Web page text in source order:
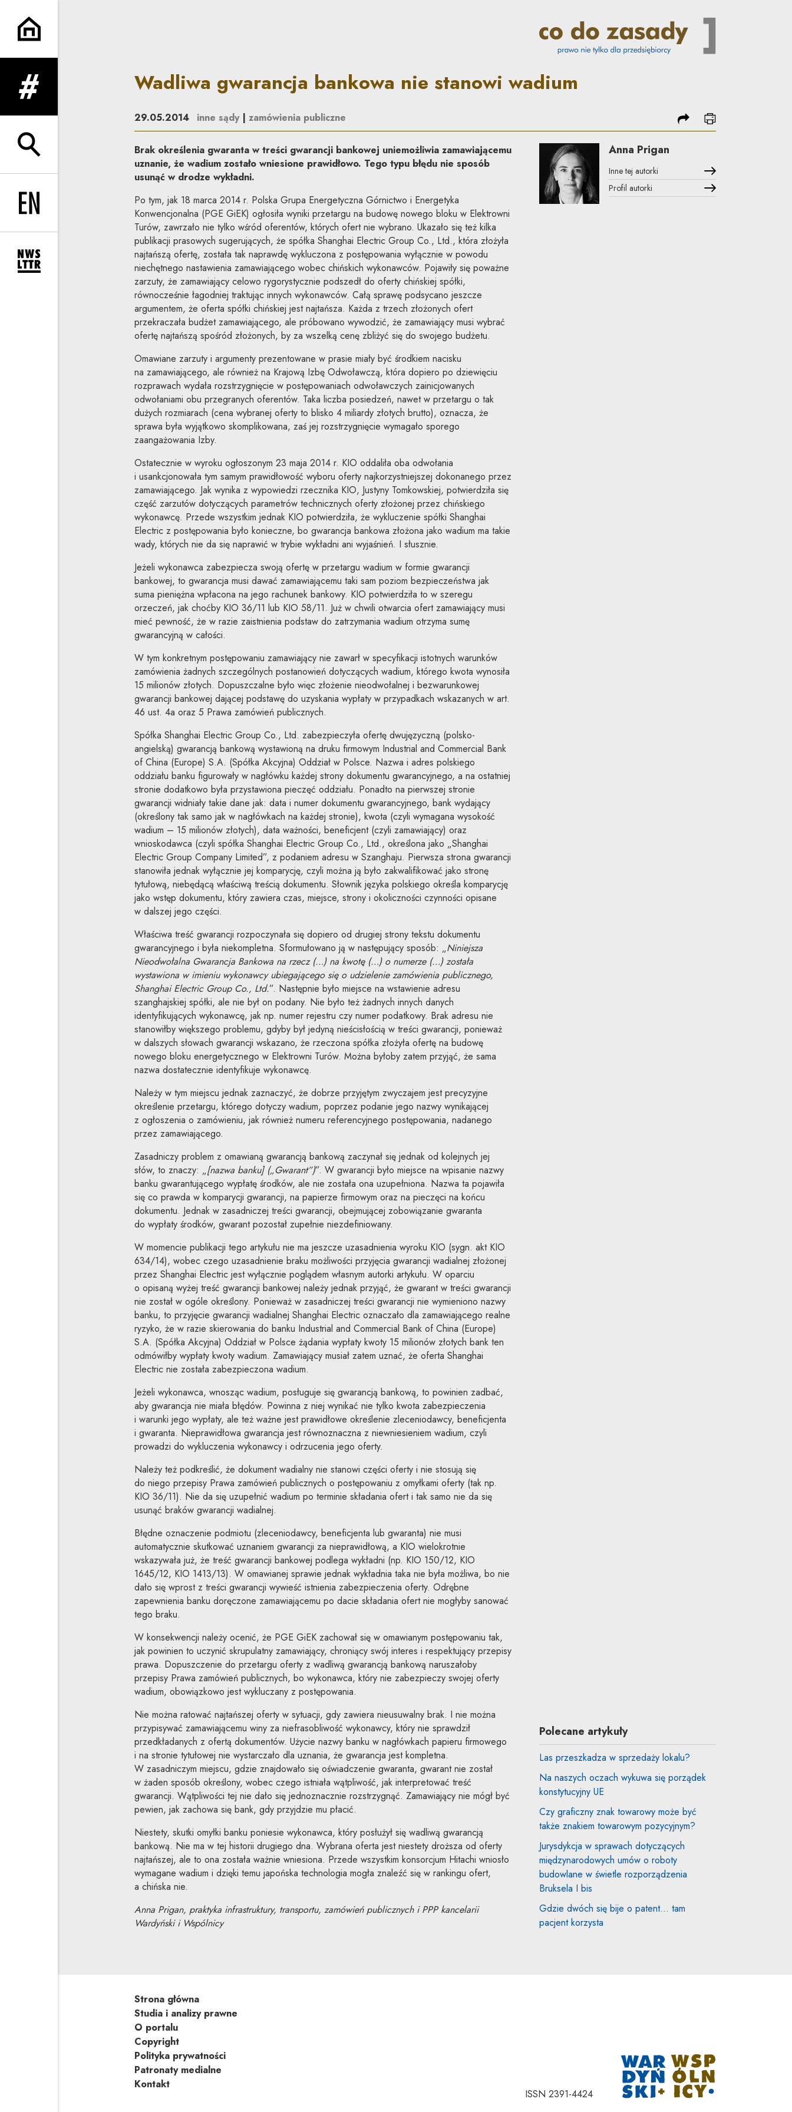
Wadliwa gwarancja bankowa nie stanowi wadium | Co do zasady
rozwiń menu
rozwiń wyszukiwarkę
Change language to EN
rozwiń formularz zapisu na newsletter
Wadliwa gwarancja bankowa nie stanowi wadium
29.05.2014 inne sądy| zamówienia publiczne podziel się
drukuj
Brak określenia gwaranta w treści gwarancji bankowej uniemożliwia zamawiającemu
uznanie, że wadium zostało wniesione prawidłowo. Tego typu błędu nie sposób
usunąć w drodze wykładni.
Po tym, jak 18 marca 2014 r. Polska Grupa Energetyczna Górnictwo i Energetyka
Konwencjonalna (PGE GiEK) ogłosiła wyniki przetargu na budowę nowego bloku w Elektrowni
Turów, zawrzało nie tylko wśród oferentów, których ofert nie wybrano. Ukazało się też kilka
publikacji prasowych sugerujących, że spółka Shanghai Electric Group Co., Ltd., która złożyła
najtańszą ofertę, została tak naprawdę wykluczona z postępowania wyłącznie w powodu
niechętnego nastawienia zamawiającego wobec chińskich wykonawców. Pojawiły się poważne
zarzuty, że zamawiający celowo rygorystycznie podszedł do oferty chińskiej spółki,
równocześnie łagodniej traktując innych wykonawców. Całą sprawę podsycano jeszcze
argumentem, że oferta spółki chińskiej jest najtańsza. Każda z trzech złożonych ofert
przekraczała budżet zamawiającego, ale próbowano wywodzić, że zamawiający musi wybrać
ofertę najtańszą spośród złożonych, by za wszelką cenę zbliżyć się do swojego budżetu.
Omawiane zarzuty i argumenty prezentowane w prasie miały być środkiem nacisku
na zamawiającego, ale również na Krajową Izbę Odwoławczą, która dopiero po dziewięciu
rozprawach wydała rozstrzygnięcie w postępowaniach odwoławczych zainicjowanych
odwołaniami obu przegranych oferentów. Taka liczba posiedzeń, nawet w przetargu o tak
dużych rozmiarach (cena wybranej oferty to blisko 4 miliardy złotych brutto), oznacza, że
sprawa była wyjątkowo skomplikowana, zaś jej rozstrzygnięcie wymagało sporego
zaangażowania Izby.
Ostatecznie w wyroku ogłoszonym 23 maja 2014 r. KIO oddaliła oba odwołania
i usankcjonowała tym samym prawidłowość wyboru oferty najkorzystniejszej dokonanego przez
zamawiającego. Jak wynika z wypowiedzi rzecznika KIO, Justyny Tomkowskiej, potwierdziła się
część zarzutów dotyczących parametrów technicznych oferty złożonej przez chińskiego
wykonawcę. Przede wszystkim jednak KIO potwierdziła, że wykluczenie spółki Shanghai
Electric z postępowania było konieczne, bo gwarancja bankowa złożona jako wadium ma takie
wady, których nie da się naprawić w trybie wykładni ani wyjaśnień. I słusznie.
Jeżeli wykonawca zabezpiecza swoją ofertę w przetargu wadium w formie gwarancji
bankowej, to gwarancja musi dawać zamawiającemu taki sam poziom bezpieczeństwa jak
suma pieniężna wpłacona na jego rachunek bankowy. KIO potwierdziła to w szeregu
orzeczeń, jak choćby KIO 36/11 lub KIO 58/11. Już w chwili otwarcia ofert zamawiający musi
mieć pewność, że w razie zaistnienia podstaw do zatrzymania wadium otrzyma sumę
gwarancyjną w całości.
W tym konkretnym postępowaniu zamawiający nie zawarł w specyfikacji istotnych warunków
zamówienia żadnych szczególnych postanowień dotyczących wadium, którego kwota wynosiła
15 milionów złotych. Dopuszczalne było więc złożenie nieodwołalnej i bezwarunkowej
gwarancji bankowej dającej podstawę do uzyskania wypłaty w przypadkach wskazanych w art.
46 ust. 4a oraz 5 Prawa zamówień publicznych.
Spółka Shanghai Electric Group Co., Ltd. zabezpieczyła ofertę dwujęzyczną (polsko-
angielską) gwarancją bankową wystawioną na druku firmowym Industrial and Commercial Bank
of China (Europe) S.A. (Spółka Akcyjna) Oddział w Polsce. Nazwa i adres polskiego
oddziału banku figurowały w nagłówku każdej strony dokumentu gwarancyjnego, a na ostatniej
stronie dodatkowo była przystawiona pieczęć oddziału. Ponadto na pierwszej stronie
gwarancji widniały takie dane jak: data i numer dokumentu gwarancyjnego, bank wydający
(określony tak samo jak w nagłówkach na każdej stronie), kwota (czyli wymagana wysokość
wadium – 15 milionów złotych), data ważności, beneficjent (czyli zamawiający) oraz
wnioskodawca (czyli spółka Shanghai Electric Group Co., Ltd., określona jako „Shanghai
Electric Group Company Limited”, z podaniem adresu w Szanghaju. Pierwsza strona gwarancji
stanowiła jednak wyłącznie jej komparycję, czyli można ją było zakwalifikować jako stronę
tytułową, niebędącą właściwą treścią dokumentu. Słownik języka polskiego określa komparycję
jako wstęp dokumentu, który zawiera czas, miejsce, strony i okoliczności czynności opisane
w dalszej jego części.
Właściwa treść gwarancji rozpoczynała się dopiero od drugiej strony tekstu dokumentu
gwarancyjnego i była niekompletna. Sformułowano ją w następujący sposób: „Niniejsza
Nieodwołalna Gwarancja Bankowa na rzecz (…) na kwotę (…) o numerze (…) została
wystawiona w imieniu wykonawcy ubiegającego się o udzielenie zamówienia publicznego,
Shanghai Electric Group Co., Ltd.”. Następnie było miejsce na wstawienie adresu
szanghajskiej spółki, ale nie był on podany. Nie było też żadnych innych danych
identyfikujących wykonawcę, jak np. numer rejestru czy numer podatkowy. Brak adresu nie
stanowiłby większego problemu, gdyby był jedyną nieścisłością w treści gwarancji, ponieważ
w dalszych słowach gwarancji wskazano, że rzeczona spółka złożyła ofertę na budowę
nowego bloku energetycznego w Elektrowni Turów. Można byłoby zatem przyjąć, że sama
nazwa dostatecznie identyfikuje wykonawcę.
Należy w tym miejscu jednak zaznaczyć, że dobrze przyjętym zwyczajem jest precyzyjne
określenie przetargu, którego dotyczy wadium, poprzez podanie jego nazwy wynikającej
z ogłoszenia o zamówieniu, jak również numeru referencyjnego postępowania, nadanego
przez zamawiającego.
Zasadniczy problem z omawianą gwarancją bankową zaczynał się jednak od kolejnych jej
słów, to znaczy: „[nazwa banku] („Gwarant”)”. W gwarancji było miejsce na wpisanie nazwy
banku gwarantującego wypłatę środków, ale nie została ona uzupełniona. Nazwa ta pojawiła
się co prawda w komparycji gwarancji, na papierze firmowym oraz na pieczęci na końcu
dokumentu. Jednak w zasadniczej treści gwarancji, obejmującej zobowiązanie gwaranta
do wypłaty środków, gwarant pozostał zupełnie niezdefiniowany.
W momencie publikacji tego artykułu nie ma jeszcze uzasadnienia wyroku KIO (sygn. akt KIO
634/14), wobec czego uzasadnienie braku możliwości przyjęcia gwarancji wadialnej złożonej
przez Shanghai Electric jest wyłącznie poglądem własnym autorki artykułu. W oparciu
o opisaną wyżej treść gwarancji bankowej należy jednak przyjąć, że gwarant w treści gwarancji
nie został w ogóle określony. Ponieważ w zasadniczej treści gwarancji nie wymieniono nazwy
banku, to przyjęcie gwarancji wadialnej Shanghai Electric oznaczało dla zamawiającego realne
ryzyko, że w razie skierowania do banku Industrial and Commercial Bank of China (Europe)
S.A. (Spółka Akcyjna) Oddział w Polsce żądania wypłaty kwoty 15 milionów złotych bank ten
odmówiłby wypłaty kwoty wadium. Zamawiający musiał zatem uznać, że oferta Shanghai
Electric nie została zabezpieczona wadium.
Jeżeli wykonawca, wnosząc wadium, posługuje się gwarancją bankową, to powinien zadbać,
aby gwarancja nie miała błędów. Powinna z niej wynikać nie tylko kwota zabezpieczenia
i warunki jego wypłaty, ale też ważne jest prawidłowe określenie zleceniodawcy, beneficjenta
i gwaranta. Nieprawidłowa gwarancja jest równoznaczna z niewniesieniem wadium, czyli
prowadzi do wykluczenia wykonawcy i odrzucenia jego oferty.
Należy też podkreślić, że dokument wadialny nie stanowi części oferty i nie stosują się
do niego przepisy Prawa zamówień publicznych o postępowaniu z omyłkami oferty (tak np.
KIO 36/11). Nie da się uzupełnić wadium po terminie składania ofert i tak samo nie da się
usunąć braków gwarancji wadialnej.
Błędne oznaczenie podmiotu (zleceniodawcy, beneficjenta lub gwaranta) nie musi
automatycznie skutkować uznaniem gwarancji za nieprawidłową, a KIO wielokrotnie
wskazywała już, że treść gwarancji bankowej podlega wykładni (np. KIO 150/12, KIO
1645/12, KIO 1413/13). W omawianej sprawie jednak wykładnia taka nie była możliwa, bo nie
dało się wprost z treści gwarancji wywieść istnienia zabezpieczenia oferty. Odrębne
zapewnienia banku doręczone zamawiającemu po dacie składania ofert nie mogłyby sanować
tego braku.
W konsekwencji należy ocenić, że PGE GiEK zachował się w omawianym postępowaniu tak,
jak powinien to uczynić skrupulatny zamawiający, chroniący swój interes i respektujący przepisy
prawa. Dopuszczenie do przetargu oferty z wadliwą gwarancją bankową naruszałoby
przepisy Prawa zamówień publicznych, bo wykonawca, który nie zabezpieczy swojej oferty
wadium, obowiązkowo jest wykluczany z postępowania.
Nie można ratować najtańszej oferty w sytuacji, gdy zawiera nieusuwalny brak. I nie można
przypisywać zamawiającemu winy za niefrasobliwość wykonawcy, który nie sprawdził
przedkładanych z ofertą dokumentów. Użycie nazwy banku w nagłówkach papieru firmowego
i na stronie tytułowej nie wystarczało dla uznania, że gwarancja jest kompletna.
W zasadniczym miejscu, gdzie znajdowało się oświadczenie gwaranta, gwarant nie został
w żaden sposób określony, wobec czego istniała wątpliwość, jak interpretować treść
gwarancji. Wątpliwości tej nie dało się jednoznacznie rozstrzygnąć. Zamawiający nie mógł być
pewien, jak zachowa się bank, gdy przyjdzie mu płacić.
Niestety, skutki omyłki banku poniesie wykonawca, który posłużył się wadliwą gwarancją
bankową. Nie ma w tej historii drugiego dna. Wybrana oferta jest niestety droższa od oferty
najtańszej, ale to ona została ważnie wniesiona. Przede wszystkim konsorcjum Hitachi wniosło
wymagane wadium i dzięki temu japońska technologia mogła znaleźć się w rankingu ofert,
a chińska nie.
Anna Prigan, praktyka infrastruktury, transportu, zamówień publicznych i PPP kancelarii
Wardyński i Wspólnicy
Anna Prigan
Inne tej autorki
Profil autorki
Uwaga, link zostanie otwarty w nowym oknie
Polecane artykuły
Las przeszkadza w sprzedaży lokalu?
Na naszych oczach wykuwa się porządek
konstytucyjny UE
Czy graficzny znak towarowy może być
także znakiem towarowym pozycyjnym?
Jurysdykcja w sprawach dotyczących
międzynarodowych umów o roboty
budowlane w świetle rozporządzenia
Bruksela I bis
Gdzie dwóch się bije o patent… tam
pacjent korzysta
Strona główna
Studia i analizy prawne
O portalu
Copyright
Polityka prywatności
Patronaty medialne
Kontakt
ISSN 2391-4424
Uwaga, link